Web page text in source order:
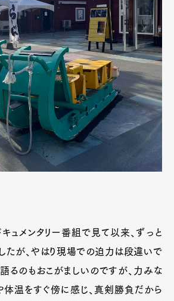
ュメンタリー番組で見て以来、ずっと
たが、やはり現場での迫力は段違いで
るのもおこがましいのですが、力みな
温をすぐ傍に感じ、真剣勝負だから